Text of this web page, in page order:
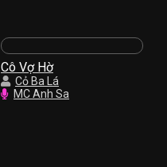
Cô Vợ Hờ
Cỏ Ba Lá
MC Anh Sa